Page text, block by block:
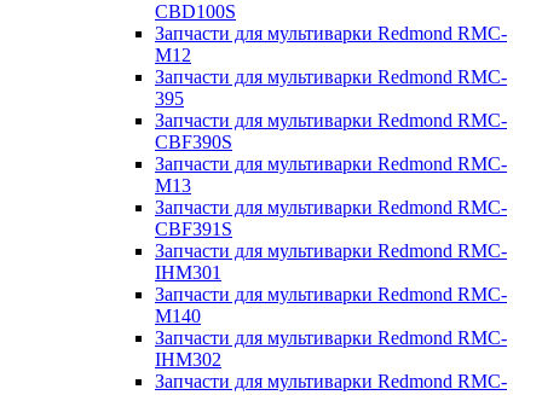
CBD100S
Запчасти для мультиварки Redmond RMC-
M12
Запчасти для мультиварки Redmond RMC-
395
Запчасти для мультиварки Redmond RMC-
CBF390S
Запчасти для мультиварки Redmond RMC-
M13
Запчасти для мультиварки Redmond RMC-
CBF391S
Запчасти для мультиварки Redmond RMC-
IHM301
Запчасти для мультиварки Redmond RMC-
M140
Запчасти для мультиварки Redmond RMC-
IHM302
Запчасти для мультиварки Redmond RMC-